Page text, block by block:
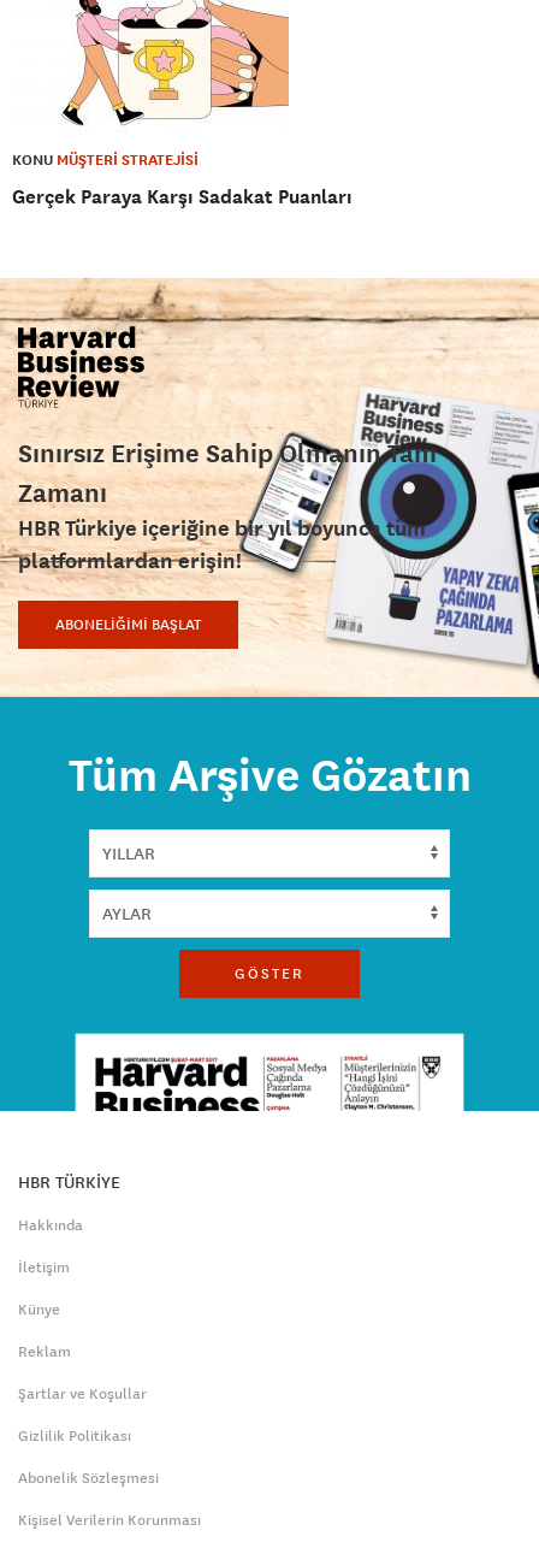
KONU MÜŞTERİ STRATEJİSİ
Gerçek Paraya Karşı Sadakat Puanları
Sınırsız Erişime Sahip Olmanın Tam
Zamanı
HBR Türkiye içeriğine bir yıl boyunca tüm
platformlardan erişin!
ABONELİĞİMİ BAŞLAT
Tüm Arşive Gözatın
GÖSTER
HBR TÜRKİYE
Hakkında
İletişim
Künye
Reklam
Şartlar ve Koşullar
Gizlilik Politikası
Abonelik Sözleşmesi
Kişisel Verilerin Korunması